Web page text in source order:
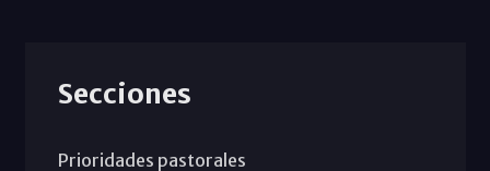
Secciones
Prioridades pastorales